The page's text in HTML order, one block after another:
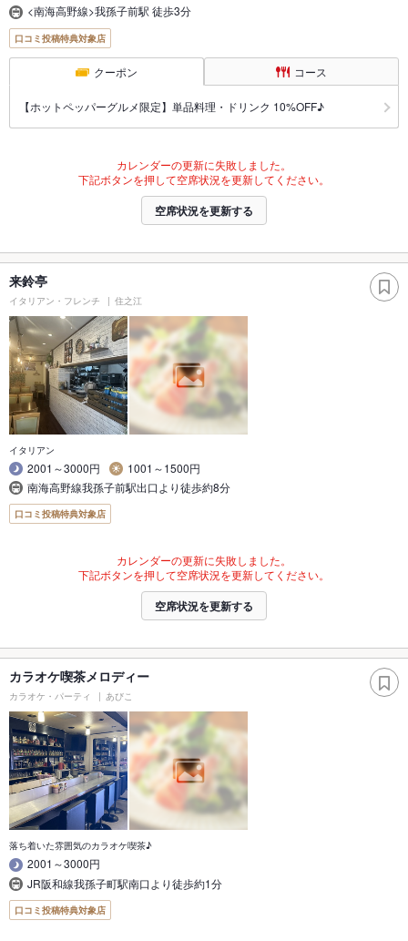
<南海高野線>我孫子前駅 徒歩3分
口コミ投稿特典対象店
クーポン コース
【ホットペッパーグルメ限定】単品料理・ドリンク 10%OFF♪
カレンダーの更新に失敗しました。
下記ボタンを押して空席状況を更新してください。
空席状況を更新する
来鈴亭
イタリアン・フレンチ 住之江
イタリアン
2001～3000円
1001～1500円
南海高野線我孫子前駅出口より徒歩約8分
口コミ投稿特典対象店
カレンダーの更新に失敗しました。
下記ボタンを押して空席状況を更新してください。
空席状況を更新する
カラオケ喫茶メロディー
カラオケ・パーティ あびこ
落ち着いた雰囲気のカラオケ喫茶♪
2001～3000円
JR阪和線我孫子町駅南口より徒歩約1分
口コミ投稿特典対象店